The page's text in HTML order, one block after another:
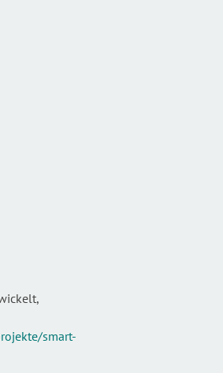
smart-